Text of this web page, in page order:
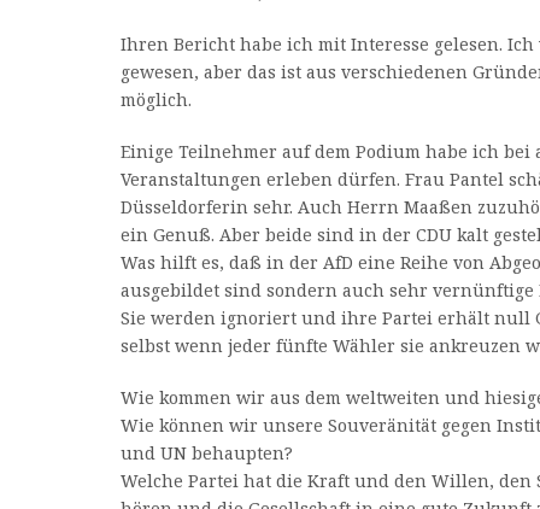
Ihren Bericht habe ich mit Interesse gelesen.
gewesen, aber das ist aus verschiedenen
möglich.
Einige Teilnehmer auf dem Podium habe ich bei
Veranstaltungen erleben dürfen. Frau Pantel
Düsseldorferin sehr. Auch Herrn Maaßen
ein Genuß. Aber beide sind in der CDU kalt
Was hilft es, daß in der AfD eine Reihe von
ausgebildet sind sondern auch sehr vernünftige
Sie werden ignoriert und ihre Partei erhält null
selbst wenn jeder fünfte Wähler sie ankreuzen
Wie kommen wir aus dem weltweiten und
Wie können wir unsere Souveränität gegen
und UN behaupten?
Welche Partei hat die Kraft und den Willen, den